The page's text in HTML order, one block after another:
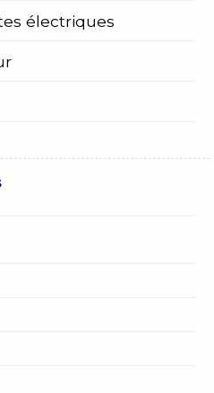
électriques